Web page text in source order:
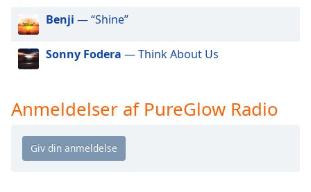
Color
Background
Benji — “Shine”
Sonny Fodera — Think About Us
Anmeldelser af PureGlow Radio